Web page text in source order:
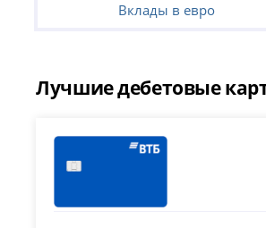
Вклады в евро
Лучшие дебетовые